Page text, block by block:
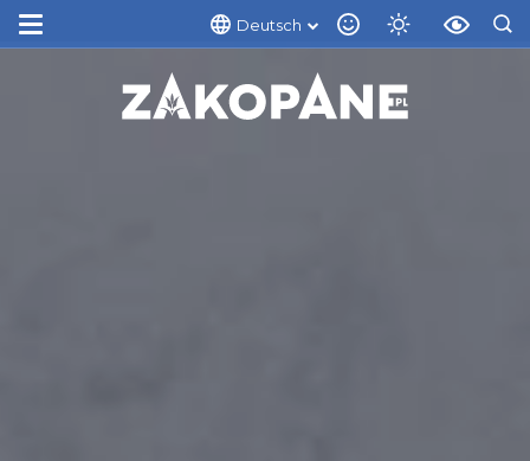
Deutsch